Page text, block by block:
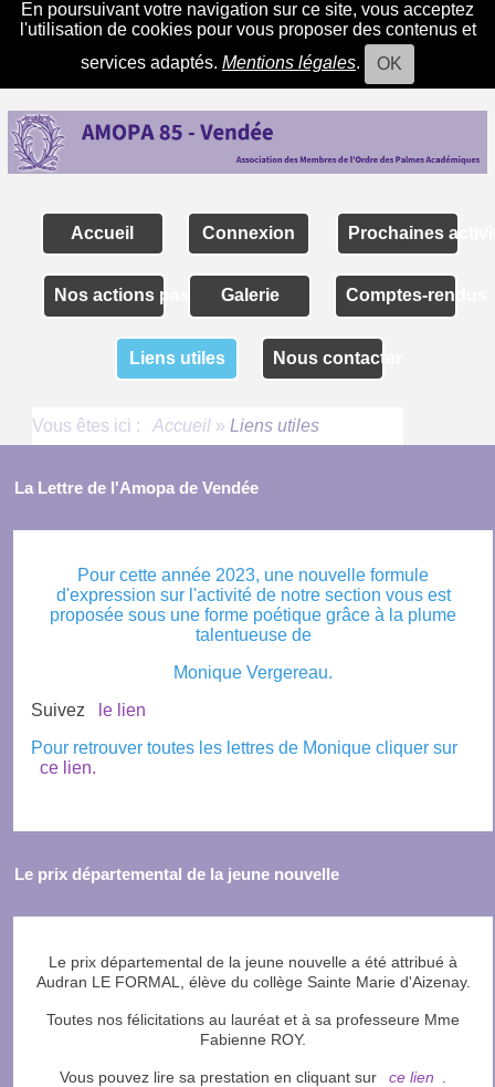
En poursuivant votre navigation sur ce site, vous acceptez
l'utilisation de cookies pour vous proposer des contenus et
services adaptés. Mentions légales. OK
Accueil Connexion Prochaines
Nos actions passéesGalerie Comptes-rendus
Liens utiles Nous contacter
Vous êtes ici : Accueil »Liens utiles
La Lettre de l'Amopa de Vendée
Pour cette année 2023, une nouvelle formule
d'expression sur l'activité de notre section vous est
proposée sous une forme poétique grâce à la plume
talentueuse de
Monique Vergereau.
Suivez
le lien
Pour retrouver toutes les lettres de Monique cliquer sur
ce lien.
Le prix départemental de la jeune nouvelle
Le prix départemental de la jeune nouvelle a été attribué à
Audran LE FORMAL, élève du collège Sainte Marie d'Aizenay.
Toutes nos félicitations au lauréat et à sa professeure Mme
Fabienne ROY.
Vous pouvez lire sa prestation en cliquant sur ce lien